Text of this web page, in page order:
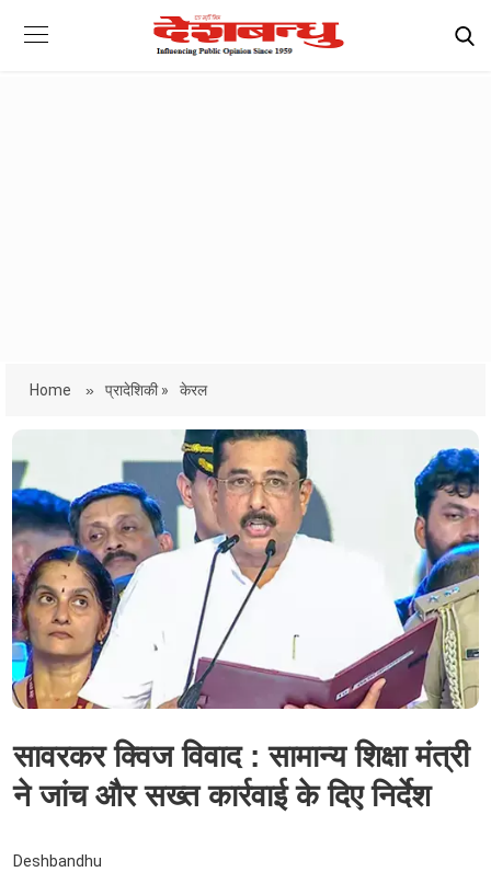
Home » प्रादेशिकी » केरल
सावरकर क्विज विवाद : सामान्य शिक्षा मंत्री
ने जांच और सख्त कार्रवाई के दिए निर्देश
Deshbandhu